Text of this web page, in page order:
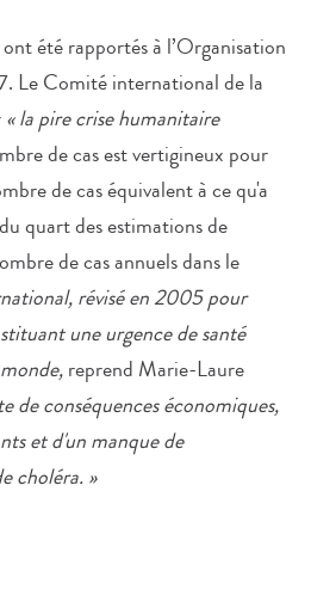
été rapportés à l’Organisation
Le Comité international de la
« la pire crise humanitaire
de cas est vertigineux pour
de cas équivalent à ce qu'a
quart des estimations de
de cas annuels dans le
révisé en 2005 pour
une urgence de santé
reprend Marie-Laure
conséquences économiques,
et d'un manque de
choléra. »